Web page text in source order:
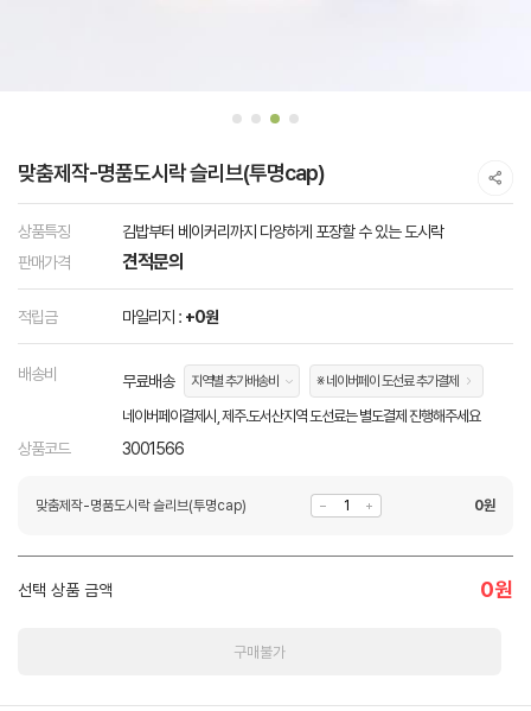
맞춤제작-명품도시락 슬리브(투명cap)
상품특징
김밥부터 베이커리까지 다양하게 포장할 수 있는 도시락
판매가격
견적문의
적립금 마일리지 : +0원
배송비 무료배송 지역별 추가배송비 ※ 네이버페이 도선료 추가결제
네이버페이결제시, 제주.도서산지역 도선료는 별도결제 진행해주세요
상품코드 3001566
맞춤제작-명품도시락 슬리브(투명cap) 0원
선택 상품 금액 0원
구매불가